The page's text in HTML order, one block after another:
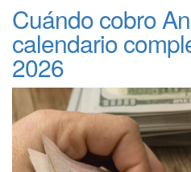
Cuándo cobro
calendario
2026